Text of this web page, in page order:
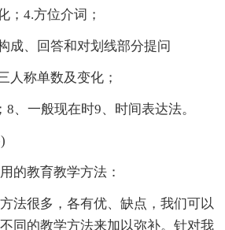
；4.方位介词；
成、回答和对划线部分提问
人称单数及变化；
8、一般现在时9、时间表达法。
的教育教学方法：
法很多，各有优、缺点，我们可以
同的教学方法来加以弥补。针对我